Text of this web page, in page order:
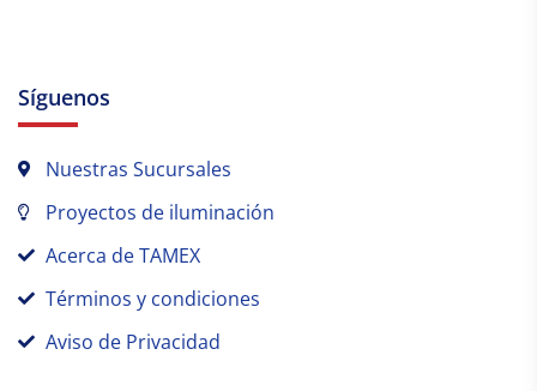
Síguenos
Nuestras Sucursales
Proyectos de iluminación
Acerca de TAMEX
Términos y condiciones
Aviso de Privacidad